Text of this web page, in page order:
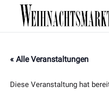
« Alle Veranstaltungen
Diese Veranstaltung hat